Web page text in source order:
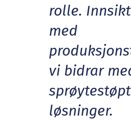
rolle.
med
vi bidrar
løsninger.